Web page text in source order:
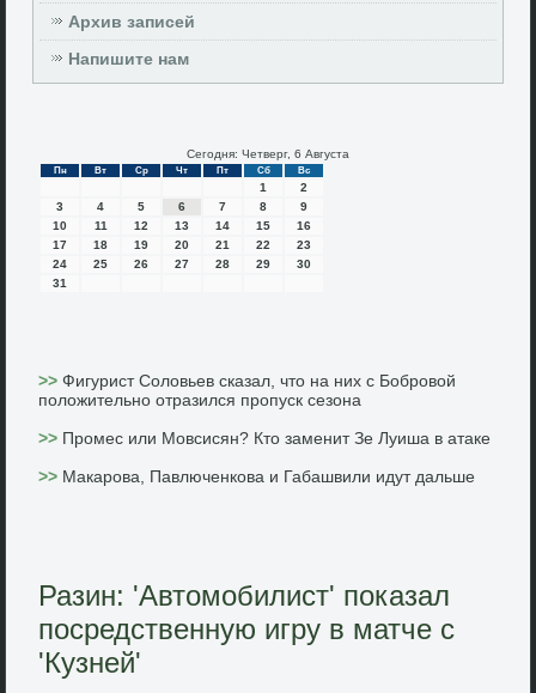
Архив записей
Напишите нам
Сегодня: Четверг, 6 Августа
Пн Вт Ср Чт Пт Сб Вс
1
2
3
4 5 6 7 8
9
10
11 12 13 14 15
16
17
18 19 20 21 22
23
24
25 26 27 28 29
30
31
>>Фигурист Соловьев сказал, что на них с Бобровой
положительно отразился пропуск сезона
>> Промес или Мовсисян? Кто заменит Зе Луиша в атаке
>> Макарова, Павлюченкова и Габашвили идут дальше
Разин: 'Автомобилист' показал
посредственную игру в матче с
'Кузней'